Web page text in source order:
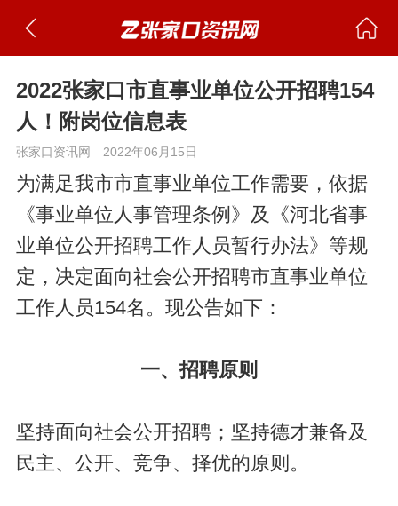
2022张家口市直事业单位公开招聘154
人！附岗位信息表
张家口资讯网 2022年06月15日
为满足我市市直事业单位工作需要，依据
《事业单位人事管理条例》及《河北省事
业单位公开招聘工作人员暂行办法》等规
定，决定面向社会公开招聘市直事业单位
工作人员154名。现公告如下：
一、招聘原则
坚持面向社会公开招聘；坚持德才兼备及
民主、公开、竞争、择优的原则。